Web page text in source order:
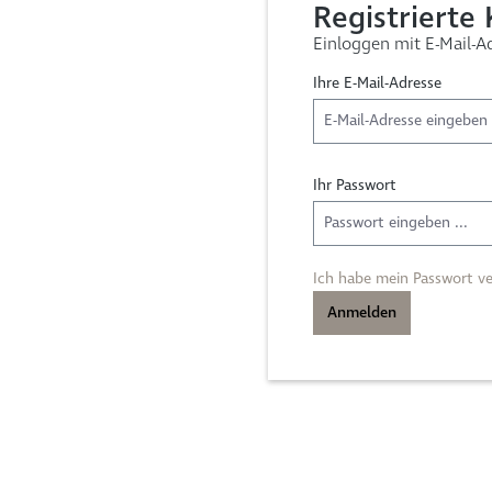
Registrierte
Einloggen mit E-Mail-
Ihre E-Mail-Adresse
Ihr Passwort
Ich habe mein Passwort
Anmelden